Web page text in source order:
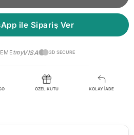
ile Sipariş Ver
troyVISA 3D SECURE
ÖZEL KUTU KOLAY İADE